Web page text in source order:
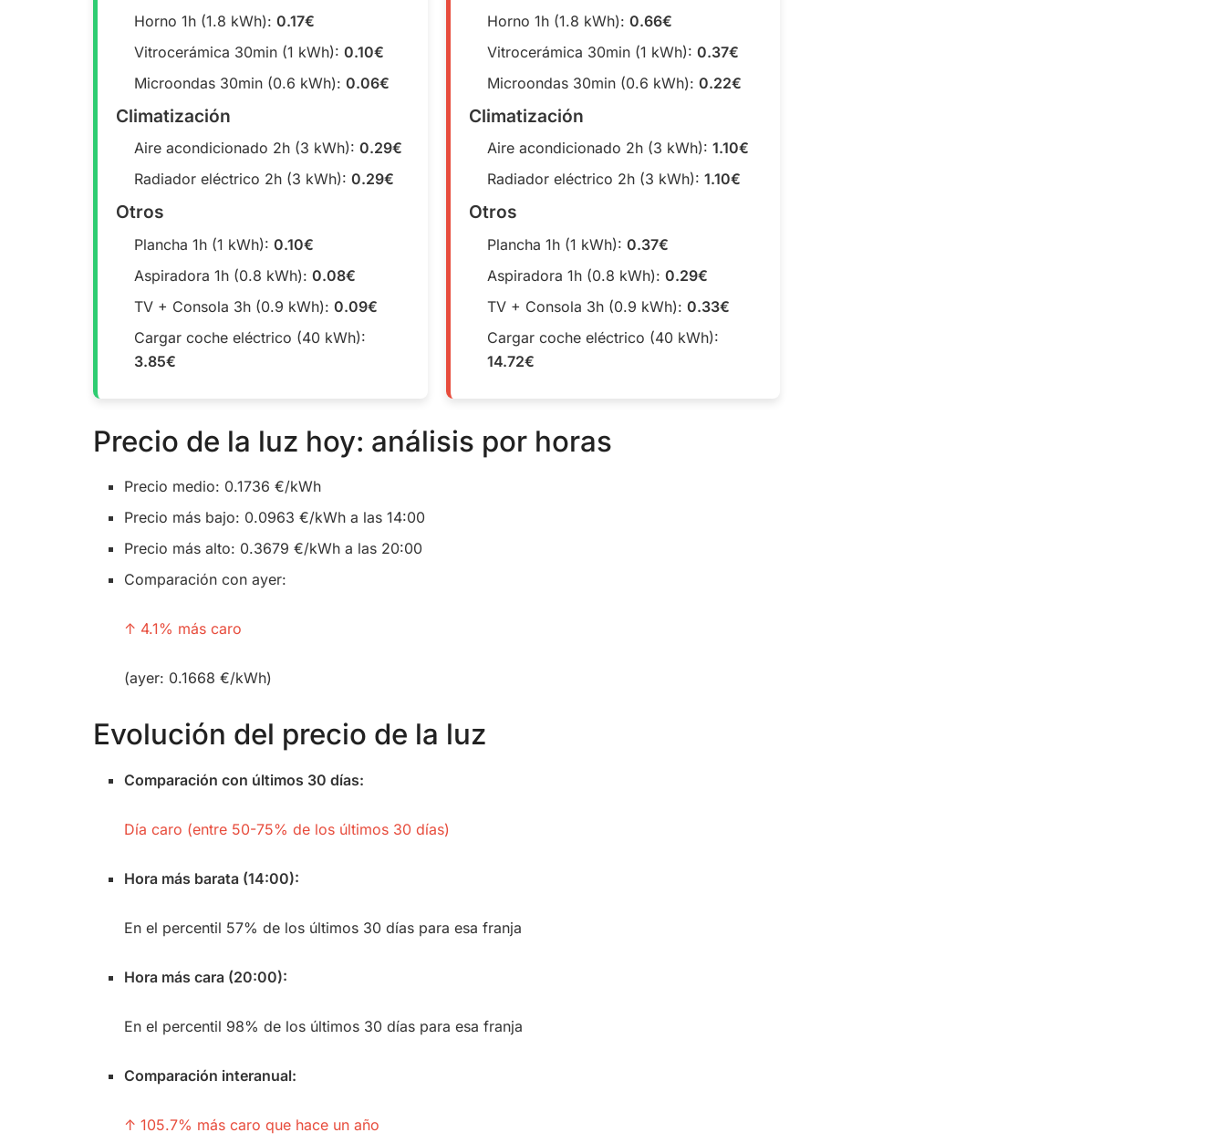
Horno 1h (1.8 kWh): 0.17€
Vitrocerámica 30min (1 kWh): 0.10€
Microondas 30min (0.6 kWh): 0.06€
Climatización
Aire acondicionado 2h (3 kWh): 0.29€
Radiador eléctrico 2h (3 kWh): 0.29€
Otros
Plancha 1h (1 kWh): 0.10€
Aspiradora 1h (0.8 kWh): 0.08€
TV + Consola 3h (0.9 kWh): 0.09€
Cargar coche eléctrico (40 kWh):
3.85€
Horno 1h (1.8 kWh): 0.66€
Vitrocerámica 30min (1 kWh): 0.37€
Microondas 30min (0.6 kWh): 0.22€
Climatización
Aire acondicionado 2h (3 kWh): 1.10€
Radiador eléctrico 2h (3 kWh): 1.10€
Otros
Plancha 1h (1 kWh): 0.37€
Aspiradora 1h (0.8 kWh): 0.29€
TV + Consola 3h (0.9 kWh): 0.33€
Cargar coche eléctrico (40 kWh):
14.72€
Precio de la luz hoy: análisis por horas
Precio medio: 0.1736 €/kWh
Precio más bajo: 0.0963 €/kWh a las 14:00
Precio más alto: 0.3679 €/kWh a las 20:00
Comparación con ayer:
↑ 4.1% más caro
(ayer: 0.1668 €/kWh)
Evolución del precio de la luz
Comparación con últimos 30 días:
Día caro (entre 50-75% de los últimos 30 días)
Hora más barata (14:00):
En el percentil 57% de los últimos 30 días para esa franja
Hora más cara (20:00):
En el percentil 98% de los últimos 30 días para esa franja
Comparación interanual:
↑ 105.7% más caro que hace un año